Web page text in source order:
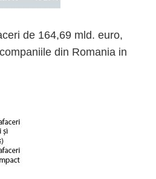
de 164,69 mld. euro,
din Romania in